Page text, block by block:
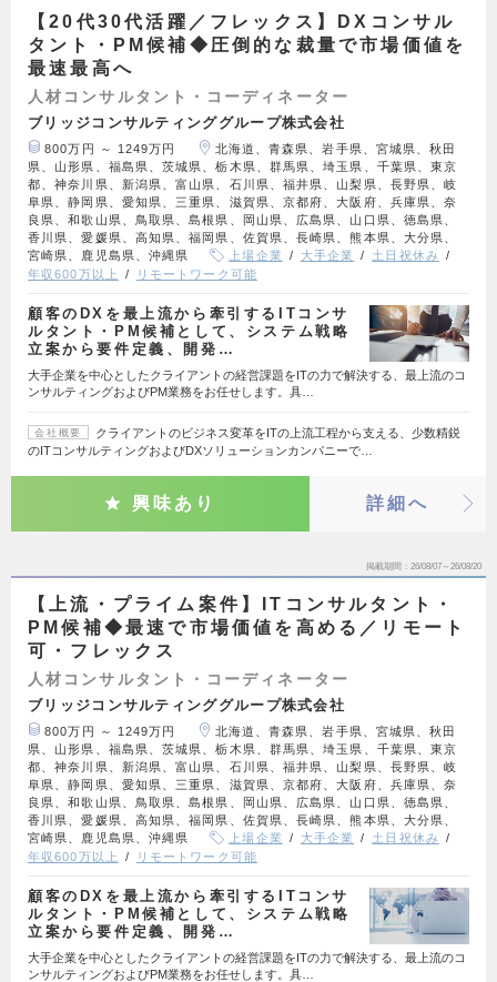
【20代30代活躍／フレックス】DXコンサル
タント・PM候補◆圧倒的な裁量で市場価値を
最速最高へ
人材コンサルタント・コーディネーター
ブリッジコンサルティンググループ株式会社
800万円 ～ 1249万円
北海道、青森県、岩手県、宮城県、秋田
県、山形県、福島県、茨城県、栃木県、群馬県、埼玉県、千葉県、東京
都、神奈川県、新潟県、富山県、石川県、福井県、山梨県、長野県、岐
阜県、静岡県、愛知県、三重県、滋賀県、京都府、大阪府、兵庫県、奈
良県、和歌山県、鳥取県、島根県、岡山県、広島県、山口県、徳島県、
香川県、愛媛県、高知県、福岡県、佐賀県、長崎県、熊本県、大分県、
宮崎県、鹿児島県、沖縄県
上場企業 大手企業
土日祝休み
年収600万以上
リモートワーク可能
顧客のDXを最上流から牽引するITコンサ
ルタント・PM候補として、システム戦略
立案から要件定義、開発…
大手企業を中心としたクライアントの経営課題をITの力で解決する、最上流のコ
ンサルティングおよびPM業務をお任せします。具…
会社概要
クライアントのビジネス変革をITの上流工程から支える、少数精鋭
のITコンサルティングおよびDXソリューションカンパニーで…
興味あり 詳細へ
掲載期間 26/08/07～26/08/20
【上流・プライム案件】ITコンサルタント・
PM候補◆最速で市場価値を高める／リモート
可・フレックス
人材コンサルタント・コーディネーター
ブリッジコンサルティンググループ株式会社
800万円 ～ 1249万円
北海道、青森県、岩手県、宮城県、秋田
県、山形県、福島県、茨城県、栃木県、群馬県、埼玉県、千葉県、東京
都、神奈川県、新潟県、富山県、石川県、福井県、山梨県、長野県、岐
阜県、静岡県、愛知県、三重県、滋賀県、京都府、大阪府、兵庫県、奈
良県、和歌山県、鳥取県、島根県、岡山県、広島県、山口県、徳島県、
香川県、愛媛県、高知県、福岡県、佐賀県、長崎県、熊本県、大分県、
宮崎県、鹿児島県、沖縄県
上場企業 大手企業
土日祝休み
年収600万以上
リモートワーク可能
顧客のDXを最上流から牽引するITコンサ
ルタント・PM候補として、システム戦略
立案から要件定義、開発…
大手企業を中心としたクライアントの経営課題をITの力で解決する、最上流のコ
ンサルティングおよびPM業務をお任せします。具…